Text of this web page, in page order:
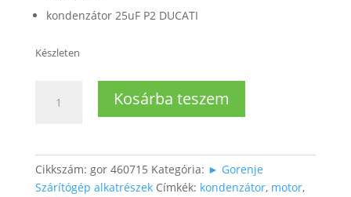
kondenzátor 25uF P2 DUCATI
Készleten
főmotor
25µF
Ducati
Kosárba teszem
Cikkszám: gor 460715 Kategória: ► Gorenje
Szárítógép alkatrészek Címkék: kondenzátor, motor,